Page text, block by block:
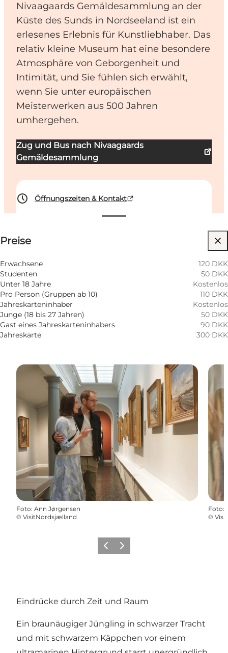
Nivaagaards Gemäldesammlung an der
Küste des Sunds in Nordseeland ist ein
erlesenes Erlebnis für Kunstliebhaber. Das
relativ kleine Museum hat eine besondere
Atmosphäre von Geborgenheit und
Intimität, und Sie fühlen sich erwählt,
wenn Sie unter europäischen
Meisterwerken aus 500 Jahren
umhergehen.
Zug und Bus nach Nivaagaards
Gemäldesammlung
Öffnungszeiten & Kontakt
Preise
Erwachsene
120 DKK
Studenten
50 DKK
Unter 18 Jahre
Kostenlos
Pro Person (Gruppen ab 10)
110 DKK
Jahreskarteninhaber
Kostenlos
Junge (18 bis 27 Jahren)
50 DKK
Gast eines Jahreskarteninhabers
90 DKK
Jahreskarte
300 DKK
Freunde, Mein Partner, Mir selbst, Kinder
Foto: Ann Jørgensen
© VisitNordsjælland
Foto:
©
ZurückWeiter
Eindrücke durch Zeit und Raum
Ein braunäugiger Jüngling in schwarzer Tracht
und mit schwarzem Käppchen vor einem